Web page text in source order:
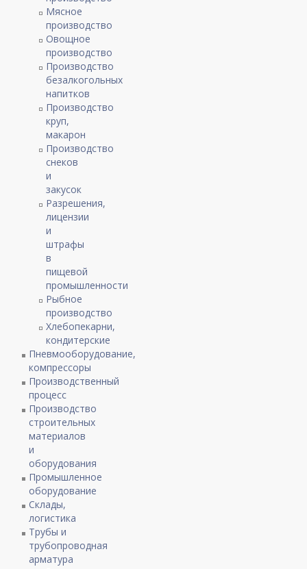
Мясное
производство
Овощное
производство
Производство
безалкогольных
напитков
Производство
круп,
макарон
Производство
снеков
и
закусок
Разрешения,
лицензии
и
штрафы
в
пищевой
промышленности
Рыбное
производство
Хлебопекарни,
кондитерские
Пневмооборудование,
компрессоры
Производственный
процесс
Производство
строительных
материалов
и
оборудования
Промышленное
оборудование
Склады,
логистика
Трубы и
трубопроводная
арматура